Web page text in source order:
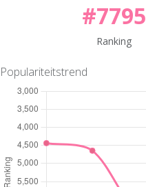
#7795
Ranking
Populariteitstrend